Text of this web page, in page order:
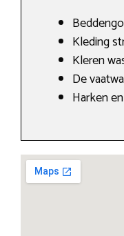
Kleding
Kleren
De
Harken